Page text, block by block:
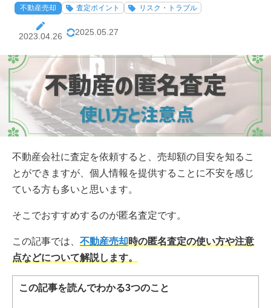
不動産売却 査定ポイント リスク・トラブル
2023.04.26 2025.05.27
不動産会社に査定を依頼すると、売却額の目安を知るこ
とができますが、個人情報を提供することに不安を感じ
ている方も多いと思います。
そこでおすすめするのが匿名査定です。
この記事では、 不動産売却時の匿名査定の使い方や注意
点などについて解説します。
この記事を読んでわかる3つのこと